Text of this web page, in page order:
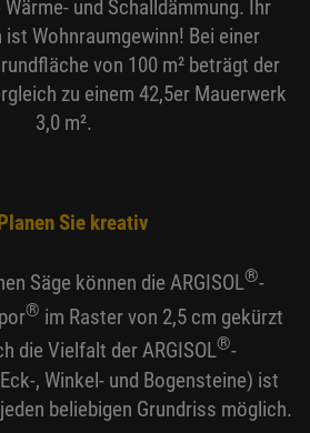
und Schalldämmung. Ihr
Wohnraumgewinn! Bei einer
von 100 m² beträgt der
zu einem 42,5er Mauerwerk
3,0 m².
Sie kreativ
Säge können die ARGISOL®-
® im Raster von 2,5 cm gekürzt
die Vielfalt der ARGISOL®-
, Winkel- und Bogensteine) ist
beliebigen Grundriss möglich.